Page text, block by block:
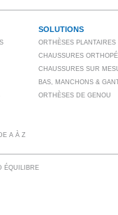
A À Z
SOLUTIONS
ORTHÈSES PLANTAIRES
CHAUSSURES
CHAUSSURES SUR
BAS, MANCHONS &
ORTHÈSES DE GENOU
ÉQUILIBRE